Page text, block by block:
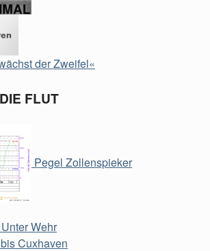
der Zweifel«
FLUT
Pegel Zollenspieker
Wehr
Cuxhaven